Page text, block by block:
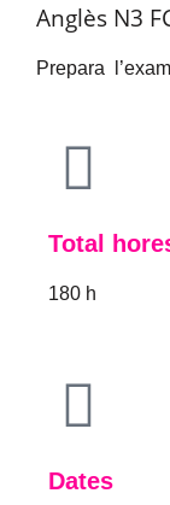
Anglès N3
Prepara
Total
180 h
Dates